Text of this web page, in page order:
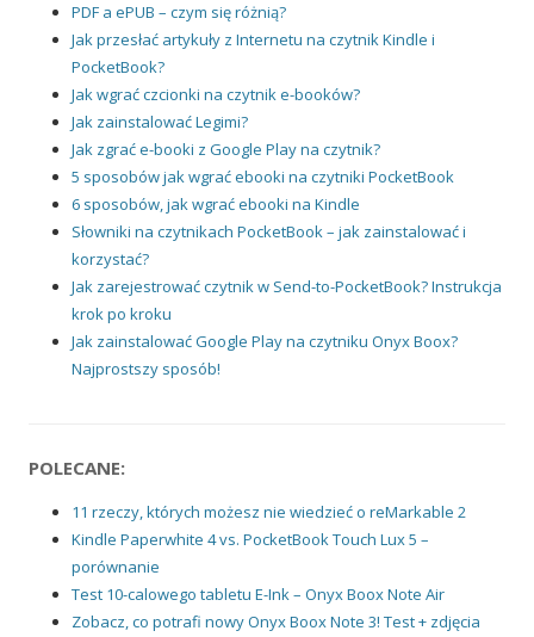
PDF a ePUB – czym się różnią?
Jak przesłać artykuły z Internetu na czytnik Kindle i
PocketBook?
Jak wgrać czcionki na czytnik e-booków?
Jak zainstalować Legimi?
Jak zgrać e-booki z Google Play na czytnik?
5 sposobów jak wgrać ebooki na czytniki PocketBook
6 sposobów, jak wgrać ebooki na Kindle
Słowniki na czytnikach PocketBook – jak zainstalować i
korzystać?
Jak zarejestrować czytnik w Send-to-PocketBook? Instrukcja
krok po kroku
Jak zainstalować Google Play na czytniku Onyx Boox?
Najprostszy sposób!
POLECANE:
11 rzeczy, których możesz nie wiedzieć o reMarkable 2
Kindle Paperwhite 4 vs. PocketBook Touch Lux 5 –
porównanie
Test 10-calowego tabletu E-Ink – Onyx Boox Note Air
Zobacz, co potrafi nowy Onyx Boox Note 3! Test + zdjęcia